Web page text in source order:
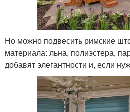
Но можно подвесить римские
материала: льна, полиэстера,
добавят элегантности и, если